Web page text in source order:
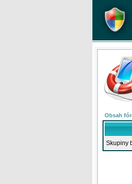
Obsah
Skupiny